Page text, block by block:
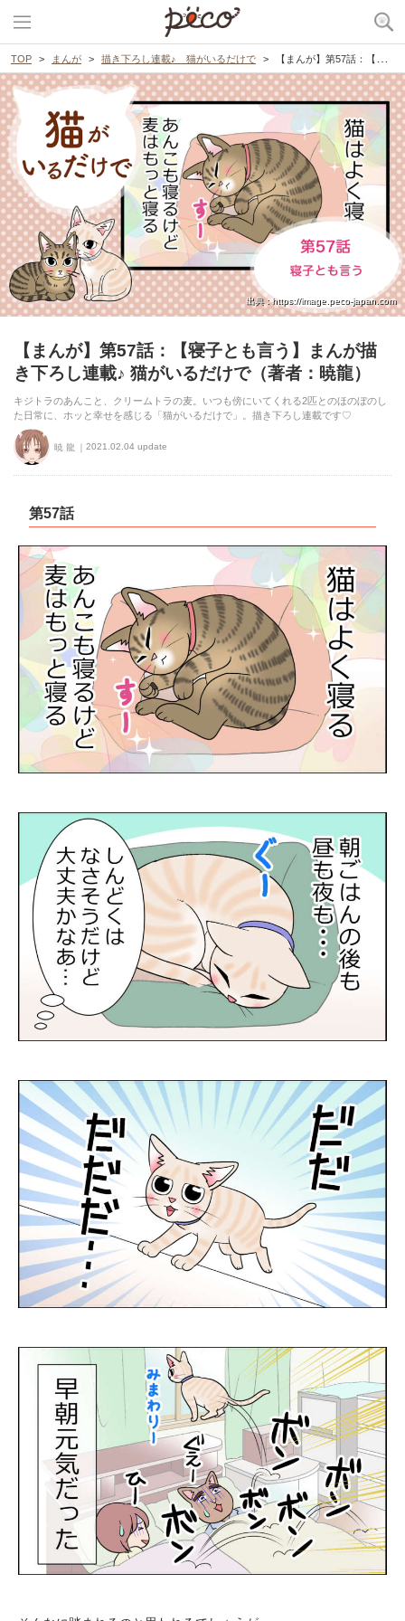
TOP まんが 描き下ろし連載♪ 猫がいるだけで 【まんが】第57話：【寝子とも言う】まんが描き下ろし連載♪ 猫がいるだけで（著者：暁龍）
出典 : https://image.peco-japan.com
【まんが】第57話：【寝子とも言う】まんが描
き下ろし連載♪ 猫がいるだけで（著者：暁龍）
キジトラのあんこと、クリームトラの麦。いつも傍にいてくれる2匹とのほのぼのし
た日常に、ホッと幸せを感じる「猫がいるだけで」。描き下ろし連載です♡
暁 龍 2021.02.04 update
第57話